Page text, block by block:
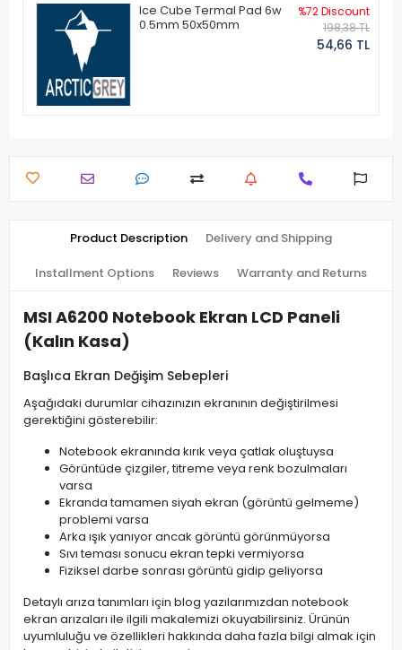
Ice Cube Termal Pad 6w
0.5mm 50x50mm
%72 Discount
198,38 TL
54,66 TL
Product Description Delivery and Shipping
Installment Options Reviews Warranty and Returns
MSI A6200 Notebook Ekran LCD Paneli
(Kalın Kasa)
Başlıca Ekran Değişim Sebepleri
Aşağıdaki durumlar cihazınızın ekranının değiştirilmesi
gerektiğini gösterebilir:
Notebook ekranında kırık veya çatlak oluştuysa
Görüntüde çizgiler, titreme veya renk bozulmaları
varsa
Ekranda tamamen siyah ekran (görüntü gelmeme)
problemi varsa
Arka ışık yanıyor ancak görüntü görünmüyorsa
Sıvı teması sonucu ekran tepki vermiyorsa
Fiziksel darbe sonrası görüntü gidip geliyorsa
Detaylı arıza tanımları için blog yazılarımızdan notebook
ekran arızaları ile ilgili makalemizi okuyabilirsiniz. Ürünün
uyumluluğu ve özellikleri hakkında daha fazla bilgi almak için